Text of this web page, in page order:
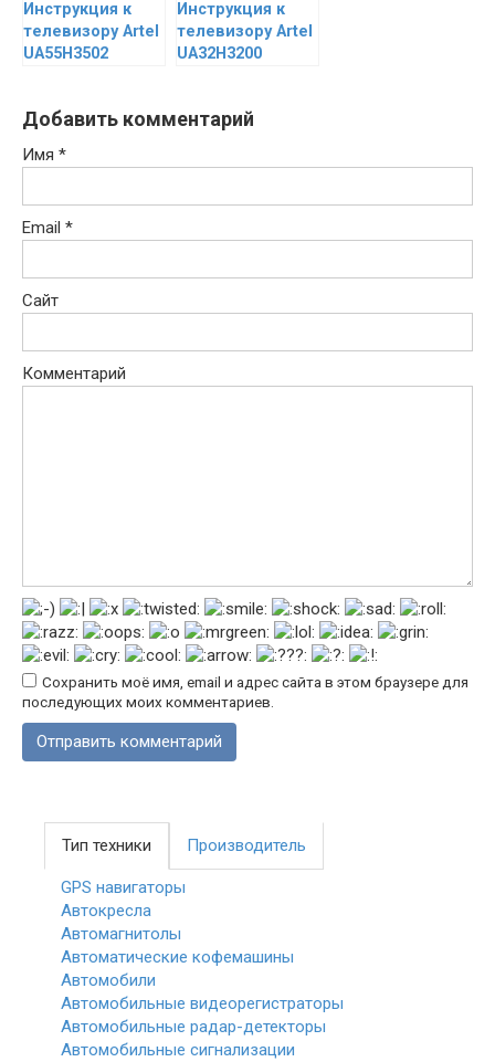
Инструкция к
телевизору Artel
UA55H3502
Инструкция к
телевизору Artel
UA32H3200
Добавить комментарий
Имя *
Email *
Сайт
Комментарий
Сохранить моё имя, email и адрес сайта в этом браузере для
последующих моих комментариев.
Тип техники Производитель
GPS навигаторы
Автокресла
Автомагнитолы
Автоматические кофемашины
Автомобили
Автомобильные видеорегистраторы
Автомобильные радар-детекторы
Автомобильные сигнализации